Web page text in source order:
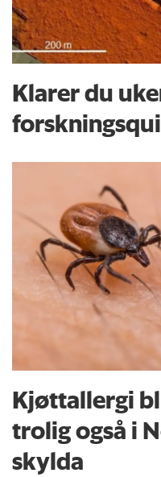
Klarer du
Kjøttallergi
trolig også i
skylda